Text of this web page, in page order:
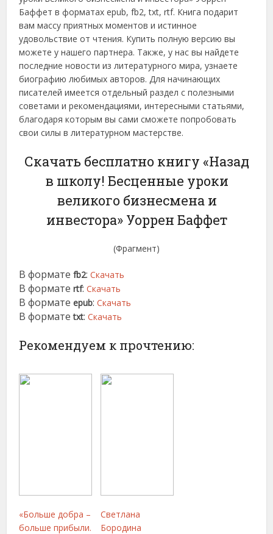
Баффет в форматах epub, fb2, txt, rtf. Книга подарит
вам массу приятных моментов и истинное
удовольствие от чтения. Купить полную версию вы
можете у нашего партнера. Также, у нас вы найдете
последние новости из литературного мира, узнаете
биографию любимых авторов. Для начинающих
писателей имеется отдельный раздел с полезными
советами и рекомендациями, интересными статьями,
благодаря которым вы сами сможете попробовать
свои силы в литературном мастерстве.
Скачать бесплатно книгу «Назад
в школу! Бесценные уроки
великого бизнесмена и
инвестора» Уоррен Баффет
(Фрагмент)
В форматеfb2:Скачать
В форматеrtf:Скачать
В форматеepub:Скачать
В форматеtxt:Скачать
Рекомендуем к прочтению:
«Больше добра –
больше прибыли.
Светлана
Бородина